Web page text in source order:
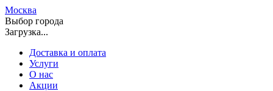
Москва
Выбор города
Загрузка...
Доставка и оплата
Услуги
О нас
Акции